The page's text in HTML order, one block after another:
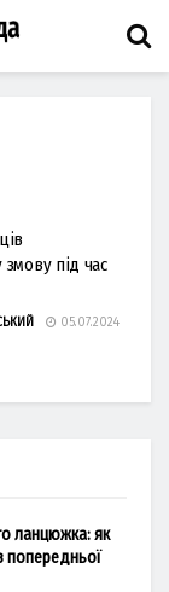
під час
05.07.2024
ланцюжка: як
попередньої